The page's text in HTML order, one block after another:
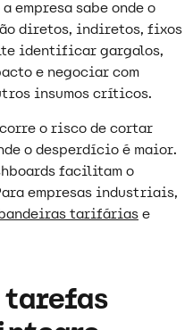
empresa sabe onde o
diretos, indiretos, fixos
identificar gargalos,
e negociar com
insumos críticos.​
corre o risco de cortar
o desperdício é maior.
facilitam o
empresas industriais,
tarifáriase
tarefas